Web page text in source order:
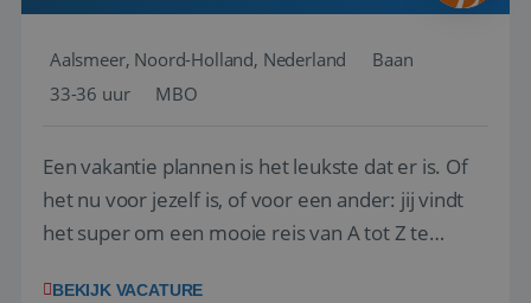
Aalsmeer, Noord-Holland, Nederland
Baan
33-36 uur
MBO
Een vakantie plannen is het leukste dat er is. Of
het nu voor jezelf is, of voor een ander: jij vindt
het super om een mooie reis van A tot Z te
BEKIJK VACATURE